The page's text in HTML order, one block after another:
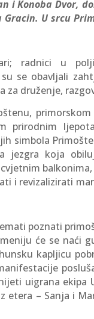
Konoba Dvor,
U srcu
radnici u
se obavljali
za druženje,
prirodnim
simbola
jezgra koja
i revizalizirati
poznati
će se naći
kapljicu
uigrana ekipa
etera – Sanja i